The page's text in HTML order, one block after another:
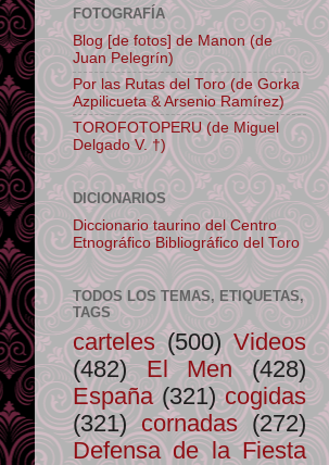
FOTOGRAFÍA
Blog [de fotos] de Manon (de
Juan Pelegrín)
Por las Rutas del Toro (de Gorka
Azpilicueta & Arsenio Ramírez)
TOROFOTOPERU (de Miguel
Delgado V. †)
DICIONARIOS
Diccionario taurino del Centro
Etnográfico Bibliográfico del Toro
TODOS LOS TEMAS, ETIQUETAS,
TAGS
carteles (500) Videos
(482)
El Men
(428)
España (321) cogidas
(321) cornadas (272)
Defensa de la Fiesta